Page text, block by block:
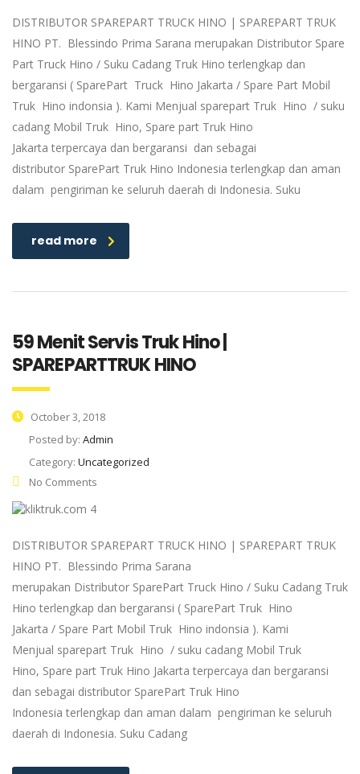
DISTRIBUTOR SPAREPART TRUCK HINO | SPAREPART TRUK
HINO PT. Blessindo Prima Sarana merupakan Distributor Spare
Part Truck Hino / Suku Cadang Truk Hino terlengkap dan
bergaransi ( SparePart Truck Hino Jakarta / Spare Part Mobil
Truk Hino indonsia ). Kami Menjual sparepart Truk Hino / suku
cadang Mobil Truk Hino, Spare part Truk Hino
Jakarta terpercaya dan bergaransi dan sebagai
distributor SparePart Truk Hino Indonesia terlengkap dan aman
dalam pengiriman ke seluruh daerah di Indonesia. Suku
read more
59 Menit Servis Truk Hino |
SPAREPARTTRUK HINO
October 3, 2018
Posted by: Admin
Category: Uncategorized
No Comments
DISTRIBUTOR SPAREPART TRUCK HINO | SPAREPART TRUK
HINO PT. Blessindo Prima Sarana
merupakan Distributor SparePart Truck Hino / Suku Cadang Truk
Hino terlengkap dan bergaransi ( SparePart Truk Hino
Jakarta / Spare Part Mobil Truk Hino indonsia ). Kami
Menjual sparepart Truk Hino / suku cadang Mobil Truk
Hino, Spare part Truk Hino Jakarta terpercaya dan bergaransi
dan sebagai distributor SparePart Truk Hino
Indonesia terlengkap dan aman dalam pengiriman ke seluruh
daerah di Indonesia. Suku Cadang